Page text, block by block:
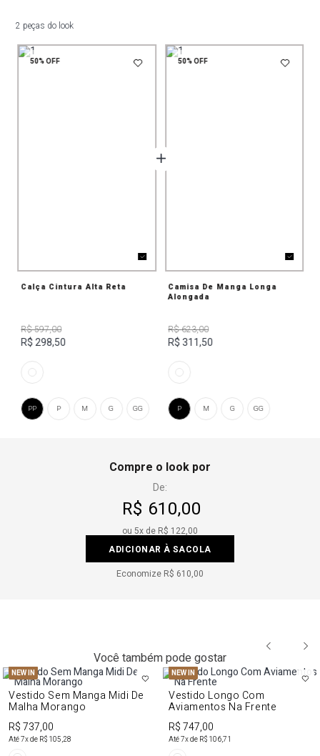
2 peças do look
50%OFF
Calça Cintura Alta Reta
R$ 597,00
R$ 298,50
G GG
M
P
PP
50%OFF
Camisa De Manga Longa
Alongada
R$ 623,00
R$ 311,50
G GG
M
P
Compre o look por
De:
R$ 610,00
ou 5x de R$ 122,00
ADICIONAR À SACOLA
Economize R$ 610,00
Você também pode gostar
NEW IN
Vestido Sem Manga Midi De
Malha Morango
R$ 737,00
Até7x de R$ 105,28
NEW IN
Vestido Longo Com
Aviamentos Na Frente
R$ 747,00
Até7x de R$ 106,71